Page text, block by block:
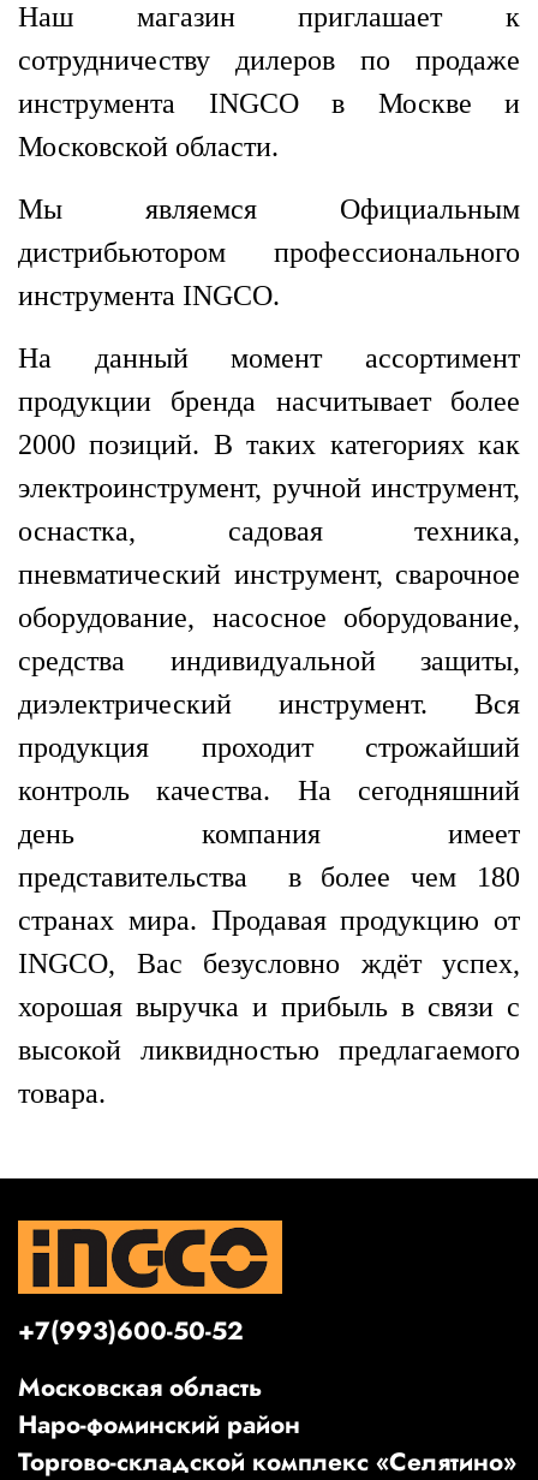
Наш магазин приглашает к
сотрудничеству дилеров по продаже
инструмента INGCO в Москве и
Московской области.
Мы являемся Официальным
дистрибьютором профессионального
инструмента INGCO.
На данный момент ассортимент
продукции бренда насчитывает более
2000 позиций. В таких категориях как
электроинструмент, ручной инструмент,
оснастка, садовая техника,
пневматический инструмент, сварочное
оборудование, насосное оборудование,
средства индивидуальной защиты,
диэлектрический инструмент. Вся
продукция проходит строжайший
контроль качества. На сегодняшний
день компания имеет
представительства в более чем 180
странах мира. Продавая продукцию от
INGCO, Вас безусловно ждёт успех,
хорошая выручка и прибыль в связи с
высокой ликвидностью предлагаемого
товара.
+7(993)600-50-52
Московская область
Наро-фоминский район
Торгово-складской комплекс «Селятино»